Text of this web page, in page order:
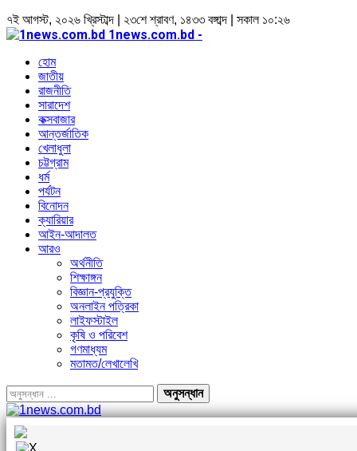
৭ই আগস্ট, ২০২৬ খ্রিস্টাব্দ | ২৩শে শ্রাবণ, ১৪৩৩ বঙ্গাব্দ | সকাল ১০:২৬
1news.com.bd -
হোম
জাতীয়
রাজনীতি
সারাদেশ
কক্সবাজার
আন্তর্জাতিক
খেলাধুলা
চট্টগ্রাম
ধর্ম
পর্যটন
বিনোদন
ক্যারিয়ার
আইন-আদালত
আরও
অর্থনীতি
শিক্ষাঙ্গন
বিজ্ঞান-প্রযুক্তি
অনলাইন পত্রিকা
লাইফস্টাইল
কৃষি ও পরিবেশ
গণমাধ্যম
মতামত/লেখালেখি